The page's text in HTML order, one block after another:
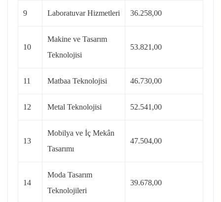
9 Laboratuvar Hizmetleri 36.258,00
10
Makine ve Tasarım
Teknolojisi
53.821,00
11 Matbaa Teknolojisi 46.730,00
12 Metal Teknolojisi 52.541,00
13
Mobilya ve İç Mekân
Tasarımı
47.504,00
14
Moda Tasarım
Teknolojileri
39.678,00